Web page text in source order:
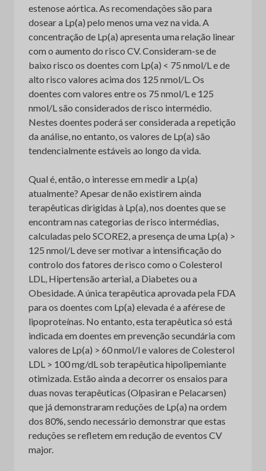
estenose aórtica. As recomendações são para
dosear a Lp(a) pelo menos uma vez na vida. A
concentração de Lp(a) apresenta uma relação linear
com o aumento do risco CV. Consideram-se de
baixo risco os doentes com Lp(a) < 75 nmol/L e de
alto risco valores acima dos 125 nmol/L. Os
doentes com valores entre os 75 nmol/L e 125
nmol/L são considerados de risco intermédio.
Nestes doentes poderá ser considerada a repetição
da análise, no entanto, os valores de Lp(a) são
tendencialmente estáveis ao longo da vida.
Qual é, então, o interesse em medir a Lp(a)
atualmente? Apesar de não existirem ainda
terapêuticas dirigidas à Lp(a), nos doentes que se
encontram nas categorias de risco intermédias,
calculadas pelo SCORE2, a presença de uma Lp(a) >
125 nmol/L deve ser motivar a intensificação do
controlo dos fatores de risco como o Colesterol
LDL, Hipertensão arterial, a Diabetes ou a
Obesidade. A única terapêutica aprovada pela FDA
para os doentes com Lp(a) elevada é a aférese de
lipoproteínas. No entanto, esta terapêutica só está
indicada em doentes em prevenção secundária com
valores de Lp(a) > 60 nmol/l e valores de Colesterol
LDL > 100 mg/dL sob terapêutica hipolipemiante
otimizada. Estão ainda a decorrer os ensaios para
duas novas terapêuticas (Olpasiran e Pelacarsen)
que já demonstraram reduções de Lp(a) na ordem
dos 80%, sendo necessário demonstrar que estas
reduções se refletem em redução de eventos CV
major.